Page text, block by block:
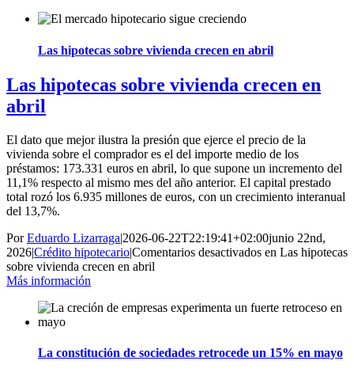
Las hipotecas sobre vivienda crecen en abril
Las hipotecas sobre vivienda crecen en
abril
El dato que mejor ilustra la presión que ejerce el precio de la
vivienda sobre el comprador es el del importe medio de los
préstamos: 173.331 euros en abril, lo que supone un incremento del
11,1% respecto al mismo mes del año anterior. El capital prestado
total rozó los 6.935 millones de euros, con un crecimiento interanual
del 13,7%.
PorEduardo Lizarraga|2026-06-22T22:19:41+02:00junio 22nd,
2026|Crédito hipotecario|Comentarios desactivados en Las hipotecas
sobre vivienda crecen en abril
Más información
La constitución de sociedades retrocede un 15% en mayo